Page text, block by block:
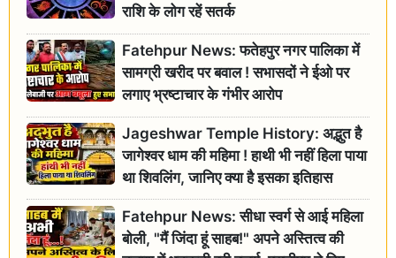
राशि के लोग रहें सतर्क
Fatehpur News: फतेहपुर नगर पालिका में
सामग्री खरीद पर बवाल ! सभासदों ने ईओ पर
लगाए भ्रष्टाचार के गंभीर आरोप
Jageshwar Temple History: अद्भुत है
जागेश्वर धाम की महिमा ! हाथी भी नहीं हिला पाया
था शिवलिंग, जानिए क्या है इसका इतिहास
Fatehpur News: सीधा स्वर्ग से आई महिला
बोली, "मैं जिंदा हूं साहब!" अपने अस्तित्व की